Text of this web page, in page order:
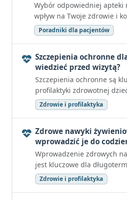
Wybór odpowiedniej apteki
wpływ na Twoje zdrowie i
Poradniki dla pacjentów
Szczepienia ochronne
wiedzieć przed wizytą?
Szczepienia ochronne są
profilaktyki zdrowotnej
Zdrowie i profilaktyka
Zdrowe nawyki
wprowadzić je do
Wprowadzenie zdrowych
jest kluczowe dla
Zdrowie i profilaktyka